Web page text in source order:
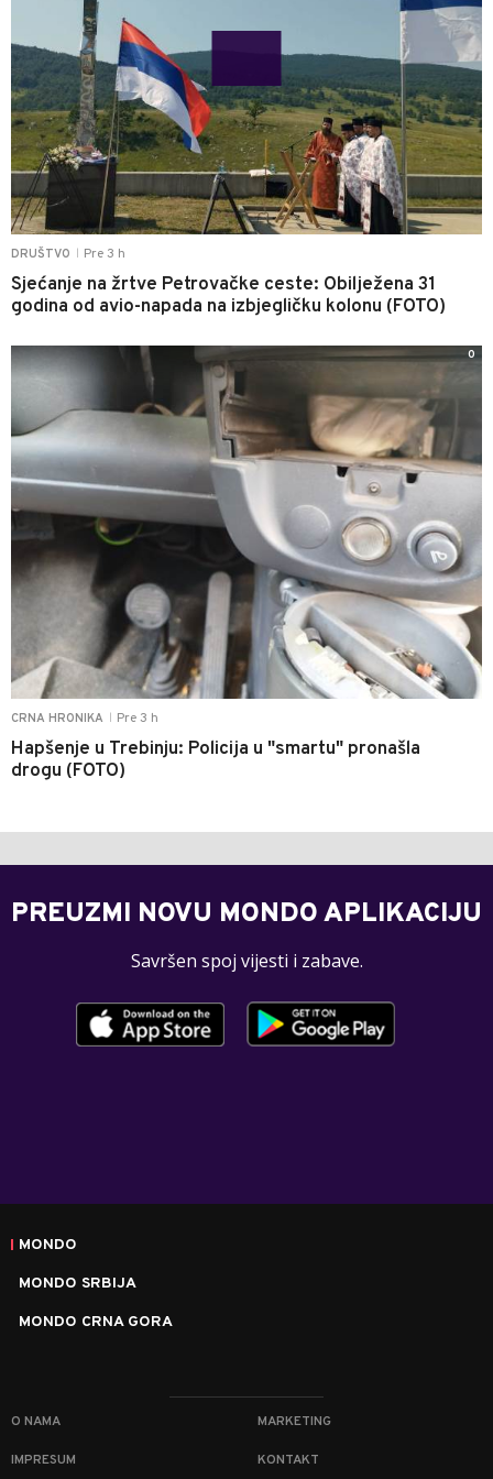
DRUŠTVO Pre 3 h
Sjećanje na žrtve Petrovačke ceste: Obilježena 31
godina od avio-napada na izbjegličku kolonu (FOTO)
CRNA HRONIKA Pre 3 h
Hapšenje u Trebinju: Policija u "smartu" pronašla
drogu (FOTO)
0
PREUZMI NOVU MONDO APLIKACIJU
Savršen spoj vijesti i zabave.
MONDO
MONDO SRBIJA
MONDO CRNA GORA
O NAMA MARKETING
IMPRESUM KONTAKT